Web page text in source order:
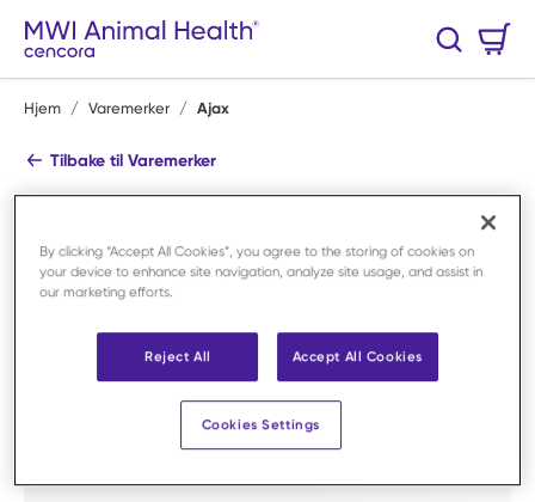
Hopp til hovedinnhold
Søk
Hjem / Varemerker / Ajax
Tilbake til Varemerker
Ajax Se alle produkter
Shop By Category
By clicking “Accept All Cookies”, you agree to the storing of cookies on
your device to enhance site navigation, analyze site usage, and assist in
our marketing efforts.
Reject All Accept All Cookies
Cookies Settings